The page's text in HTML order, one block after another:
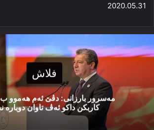
2020.05.31
فلاش
مەسرور بارزانی: دڤێ ئەم هەموو
کاربکن داکو ئەڤ تاوان دوبارە